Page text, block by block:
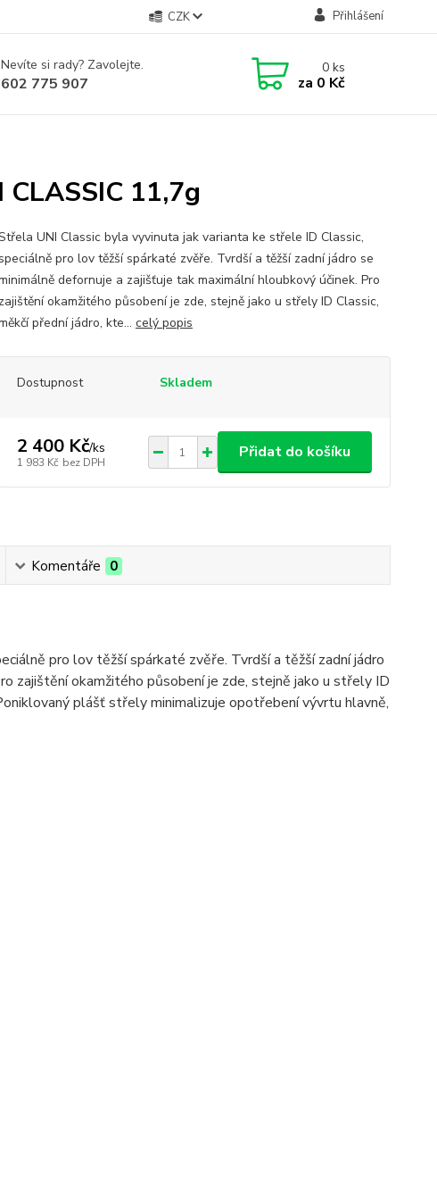
CZK Přihlášení
Nevíte si rady? Zavolejte.
602 775 907
0ks
za 0 Kč
11,7g
UNI Classic byla vyvinuta jak varianta ke střele ID Classic,
speciálně pro lov těžší spárkaté zvěře. Tvrdší a těžší zadní jádro se
defornuje a zajišťuje tak maximální hloubkový účinek. Pro
zajištění okamžitého působení je zde, stejně jako u střely ID Classic,
přední jádro, kte... celý popis
Dostupnost Skladem
2 400 Kč/ks
1 983 Kč bez DPH
Přidat do košíku
Komentáře 0
pro lov těžší spárkaté zvěře. Tvrdší a těžší zadní jádro
zajištění okamžitého působení je zde, stejně jako u střely ID
plášť střely minimalizuje opotřebení vývrtu hlavně,